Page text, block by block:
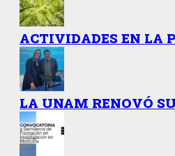
ACTIVIDADES EN LA
LA UNAM RENOVÓ